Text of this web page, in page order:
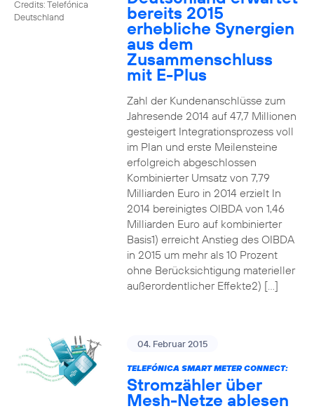
Credits: Telefónica
Deutschland
bereits 2015
erhebliche Synergien
aus dem
Zusammenschluss
mit E-Plus
Zahl der Kundenanschlüsse zum
Jahresende 2014 auf 47,7 Millionen
gesteigert Integrationsprozess voll
im Plan und erste Meilensteine
erfolgreich abgeschlossen
Kombinierter Umsatz von 7,79
Milliarden Euro in 2014 erzielt In
2014 bereinigtes OIBDA von 1,46
Milliarden Euro auf kombinierter
Basis1) erreicht Anstieg des OIBDA
in 2015 um mehr als 10 Prozent
ohne Berücksichtigung materieller
außerordentlicher Effekte2) […]
04. Februar 2015
TELEFÓNICA SMART METER CONNECT:
Stromzähler über
Mesh-Netze ablesen